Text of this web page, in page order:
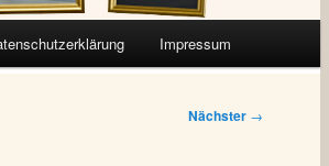
Impressum
Nächster →